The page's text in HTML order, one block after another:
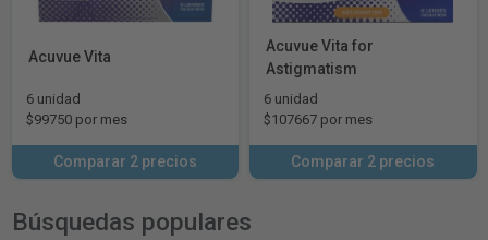
Acuvue Vita
6 unidad
$99750 por mes
Comparar 2 precios
Acuvue Vita for
Astigmatism
6 unidad
$107667 por mes
Comparar 2 precios
Búsquedas populares